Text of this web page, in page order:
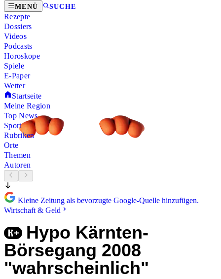
MENÜ SUCHE
Rezepte
Dossiers
Videos
Podcasts
Horoskope
Spiele
E-Paper
Wetter
Startseite
Meine Region
Top News
Sport
Rubriken
Orte
Themen
Autoren
Kleine Zeitung als bevorzugte Google-Quelle hinzufügen.
Wirtschaft & Geld
Hypo Kärnten-
Börsegang 2008
"wahrscheinlich"